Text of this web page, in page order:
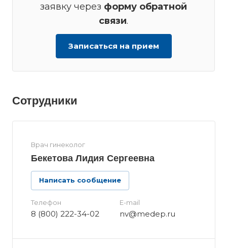
заявку через форму обратной
связи.
Записаться на прием
Сотрудники
Врач гинеколог
Бекетова Лидия Сергеевна
Написать сообщение
Телефон
8 (800) 222-34-02
E-mail
nv@medep.ru